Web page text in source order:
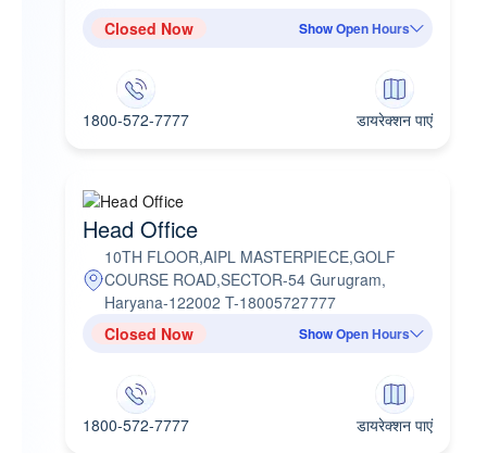
Closed Now
Show Open Hours
1800-572-7777 डायरेक्शन पाएं
Head Office
10TH FLOOR,AIPL MASTERPIECE,GOLF
COURSE ROAD,SECTOR-54 Gurugram,
Haryana-122002 T-18005727777
Closed Now
Show Open Hours
1800-572-7777 डायरेक्शन पाएं